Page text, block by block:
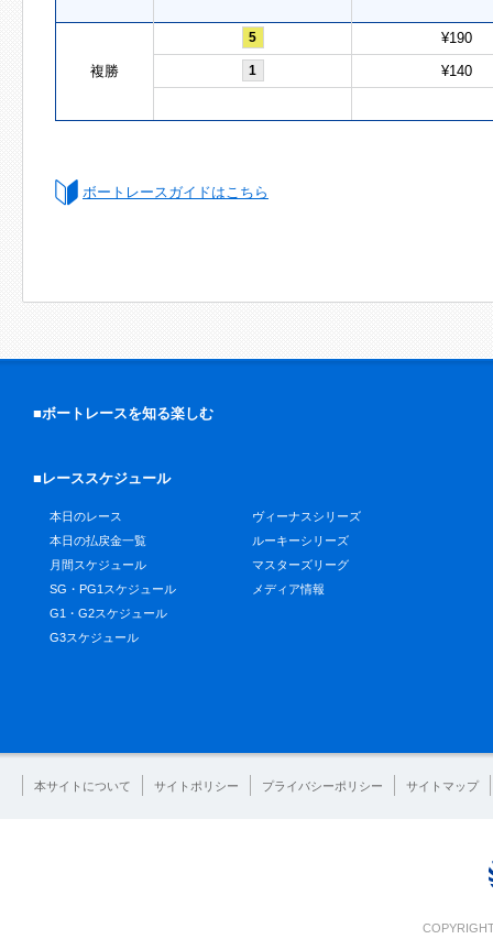
複勝
5 ¥190
1 ¥140
ボートレースガイドはこちら
■ボートレースを知る楽しむ
■レーススケジュール
本日のレース
本日の払戻金一覧
月間スケジュール
SG・PG1スケジュール
G1・G2スケジュール
G3スケジュール
ヴィーナスシリーズ
ルーキーシリーズ
マスターズリーグ
メディア情報
本サイトについて サイトポリシー プライバシーポリシー サイトマップ